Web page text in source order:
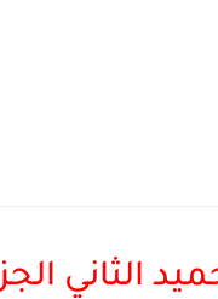
الثاني